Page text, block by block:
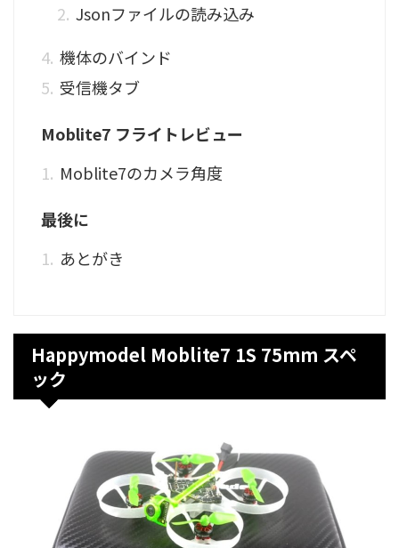
Jsonファイルの読み込み
機体のバインド
受信機タブ
Moblite7 フライトレビュー
Moblite7のカメラ角度
最後に
あとがき
Happymodel Moblite7 1S 75mm スペ
ック